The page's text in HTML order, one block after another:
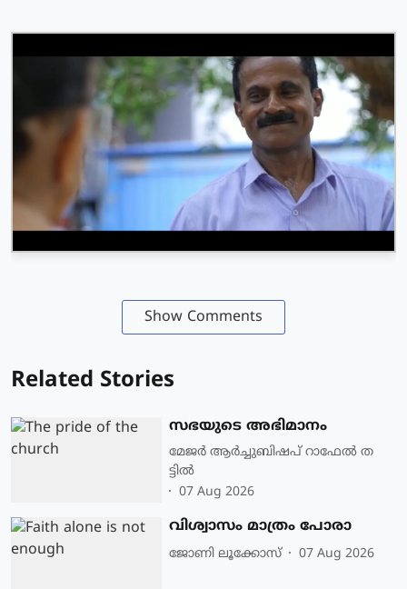
Show Comments
Related Stories
സഭയുടെ അഭിമാനം
മേജർ ആർച്ചുബിഷപ് റാഫേൽ ത
ട്ടിൽ
07 Aug 2026
വിശ്വാസം മാത്രം പോരാ
ജോണി ലൂക്കോസ് 07 Aug 2026